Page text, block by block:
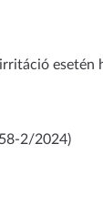
esetén
2/2024)